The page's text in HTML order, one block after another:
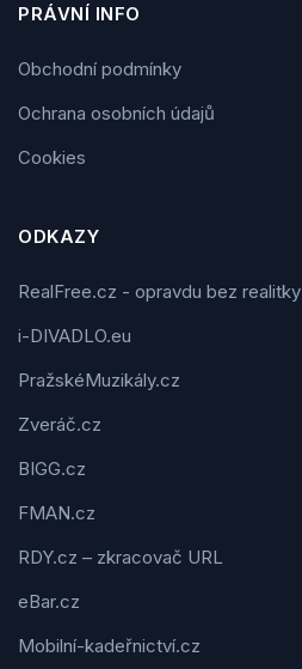
PRÁVNÍ INFO
Obchodní podmínky
Ochrana osobních údajů
Cookies
ODKAZY
RealFree.cz - opravdu bez realitky
i-DIVADLO.eu
PražskéMuzikály.cz
Zveráč.cz
BIGG.cz
FMAN.cz
RDY.cz – zkracovač URL
eBar.cz
Mobilní-kadeřnictví.cz